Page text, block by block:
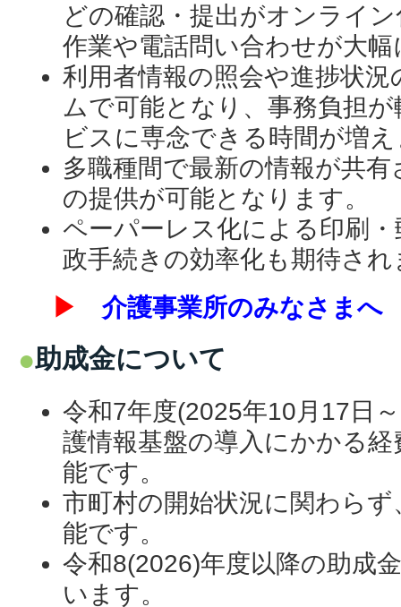
どの確認・提出がオンライ
作業や電話問い合わせが大
利用者情報の照会や進捗状
ムで可能となり、事務負担
ビスに専念できる時間が増
多職種間で最新の情報が共
の提供が可能となります。
ペーパーレス化による印刷
政手続きの効率化も期待され
▶
介護事業所のみなさま
助成金について
令和7年度(2025年10月17日
護情報基盤の導入にかかる
能です。
市町村の開始状況に関わら
能です。
令和8(2026)年度以降の助成
います。